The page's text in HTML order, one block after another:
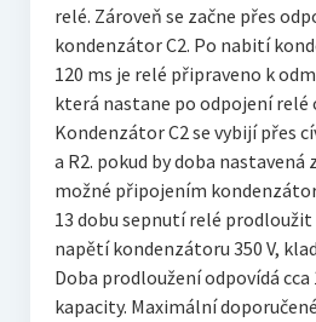
relé. Zároveň se začne přes
kondenzátor C2. Po nabití
120 ms je relé připraveno k
která nastane po odpojení relé
Kondenzátor C2 se vybijí přes
a R2. pokud by doba nastavená
možné připojením
13 dobu sepnutí relé
napětí kondenzátoru 350 V,
Doba prodloužení odpovídá cca
kapacity. Maximální